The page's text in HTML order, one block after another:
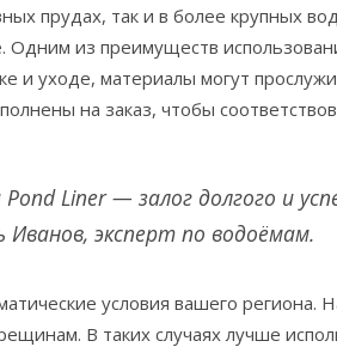
прудах, так и в более крупных
из преимуществ
и уходе, материалы могут
на заказ, чтобы
Liner — залог долгого и
эксперт по водоёмам.
условия вашего
В таких случаях лучше